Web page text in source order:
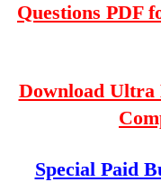
Questions PDF
Download Ultra
Special Paid